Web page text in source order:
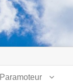
Paramoteur